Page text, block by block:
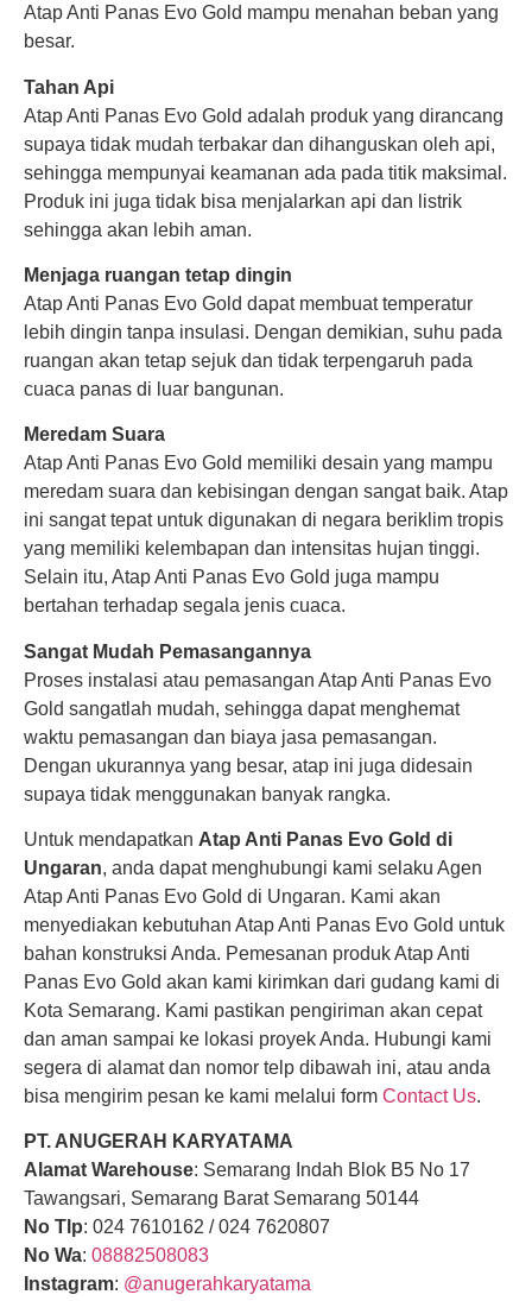
Atap Anti Panas Evo Gold mampu menahan beban yang
besar.
Tahan Api
Atap Anti Panas Evo Gold adalah produk yang dirancang
supaya tidak mudah terbakar dan dihanguskan oleh api,
sehingga mempunyai keamanan ada pada titik maksimal.
Produk ini juga tidak bisa menjalarkan api dan listrik
sehingga akan lebih aman.
Menjaga ruangan tetap dingin
Atap Anti Panas Evo Gold dapat membuat temperatur
lebih dingin tanpa insulasi. Dengan demikian, suhu pada
ruangan akan tetap sejuk dan tidak terpengaruh pada
cuaca panas di luar bangunan.
Meredam Suara
Atap Anti Panas Evo Gold memiliki desain yang mampu
meredam suara dan kebisingan dengan sangat baik. Atap
ini sangat tepat untuk digunakan di negara beriklim tropis
yang memiliki kelembapan dan intensitas hujan tinggi.
Selain itu, Atap Anti Panas Evo Gold juga mampu
bertahan terhadap segala jenis cuaca.
Sangat Mudah Pemasangannya
Proses instalasi atau pemasangan Atap Anti Panas Evo
Gold sangatlah mudah, sehingga dapat menghemat
waktu pemasangan dan biaya jasa pemasangan.
Dengan ukurannya yang besar, atap ini juga didesain
supaya tidak menggunakan banyak rangka.
Untuk mendapatkan Atap Anti Panas Evo Gold di
Ungaran, anda dapat menghubungi kami selaku Agen
Atap Anti Panas Evo Gold di Ungaran. Kami akan
menyediakan kebutuhan Atap Anti Panas Evo Gold untuk
bahan konstruksi Anda. Pemesanan produk Atap Anti
Panas Evo Gold akan kami kirimkan dari gudang kami di
Kota Semarang. Kami pastikan pengiriman akan cepat
dan aman sampai ke lokasi proyek Anda. Hubungi kami
segera di alamat dan nomor telp dibawah ini, atau anda
bisa mengirim pesan ke kami melalui form Contact Us.
PT. ANUGERAH KARYATAMA
Alamat Warehouse: Semarang Indah Blok B5 No 17
Tawangsari, Semarang Barat Semarang 50144
No Tlp: 024 7610162 / 024 7620807
No Wa: 08882508083
Instagram: @anugerahkaryatama